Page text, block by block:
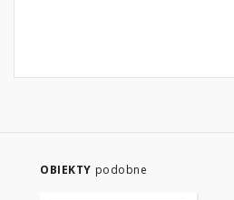
OBIEKTY podobne